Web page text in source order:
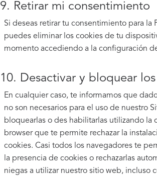
9. Retirar mi consentimiento
Si deseas retirar tu consentimiento para la
puedes eliminar los cookies de tu
momento accediendo a la configuración
10. Desactivar y bloquear
En cualquier caso, te informamos que
no son necesarios para el uso de nuestro
bloquearlas o des habilitarlas utilizando la
browser que te permite rechazar la
cookies. Casi todos los navegadores te
la presencia de cookies o rechazarlas
niegas a utilizar nuestro sitio web, incluso